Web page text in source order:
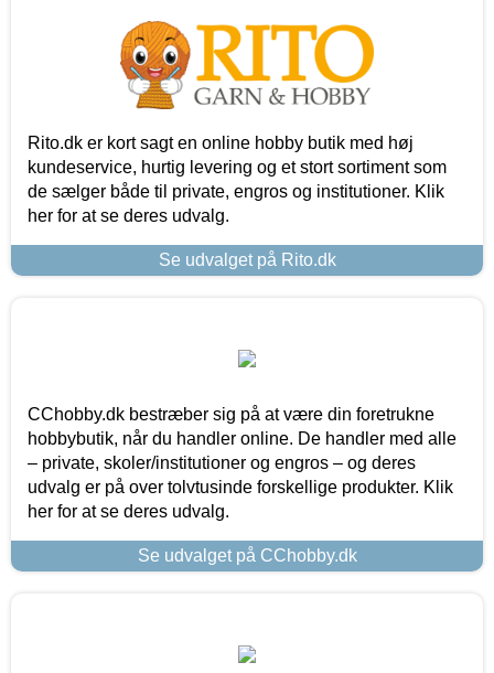
Rito.dk er kort sagt en online hobby butik med høj
kundeservice, hurtig levering og et stort sortiment som
de sælger både til private, engros og institutioner. Klik
her for at se deres udvalg.
Se udvalget på Rito.dk
CChobby.dk bestræber sig på at være din foretrukne
hobbybutik, når du handler online. De handler med alle
– private, skoler/institutioner og engros – og deres
udvalg er på over tolvtusinde forskellige produkter. Klik
her for at se deres udvalg.
Se udvalget på CChobby.dk